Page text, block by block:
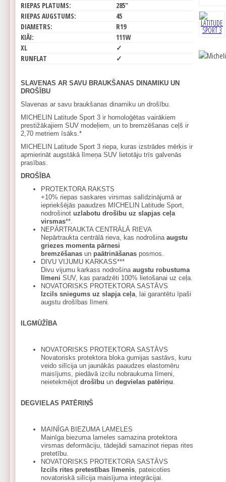
RIEPAS PLATUMS:
285"
RIEPAS AUGSTUMS:
45
DIAMETRS:
R19
KIĀI:
111W
XL
✓
RUNFLAT
✓
SLAVENAS AR SAVU BRAUKŠANAS DINAMIKU UN
DROŠĪBU
Slavenas ar savu braukšanas dinamiku un drošību.
MICHELIN Latitude Sport 3 ir homoloģētas vairākiem
prestižākajiem SUV modeļiem, un to bremzēšanas ceļš ir
2,70 metriem īsāks.*
MICHELIN Latitude Sport 3 riepa, kuras izstrādes mērķis ir
apmierināt augstākā līmeņa SUV lietotāju trīs galvenās
prasības.
DROŠĪBA
PROTEKTORA RAKSTS
+10% riepas saskares virsmas salīdzinājumā ar
iepriekšējās paaudzes MICHELIN Latitude Sport,
nodrošinot uzlabotu drošību uz slapjas ceļa
virsmas**.
NEPĀRTRAUKTA CENTRĀLĀ RIEVA
Nepārtraukta centrālā rieva, kas nodrošina augstu
griezes momenta pārnesi
bremzēšanas un paātrināšanas posmos.
DIVU VIJUMU KARKASS***
Divu vijumu karkass nodrošina augstu robustuma
līmeni SUV, kas paradzēti 100% lietošanai uz ceļa.
NOVATORISKS PROTEKTORA SASTĀVS
Izcils sniegums uz slapja ceļa, lai garantētu īpaši
augstu drošības līmeni.
ILGMŪŽĪBA
NOVATORISKS PROTEKTORA SASTĀVS
Novatorisks protektora bloka gumijas sastāvs, kuru
veido silīcija un jaunākās paaudzes elastomēru
maisījums, piedāvā izcilu nobraukuma līmeni,
neietekmējot drošību un degvielas patēriņu.
DEGVIELAS PATĒRIŅŠ
MAINĪGA BIEZUMA LAMELES
Mainīga biezuma lameles samazina protektora
virsmas deformāciju, tādejādi samazinot riepas rites
pretetību.
NOVATORISKS PROTEKTORA SASTĀVS
Izcils rites pretestības līmenis, pateicoties
novatoriskā silīcija maisījuma integrācijai.